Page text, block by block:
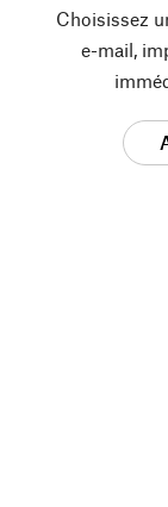
Choisissez
e-mail,